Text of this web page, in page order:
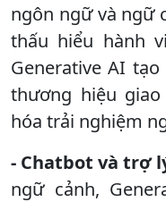
ngôn ngữ và ngữ
thấu hiểu hành
Generative AI
thương hiệu
hóa trải nghiệm
- Chatbot và trợ
ngữ cảnh,